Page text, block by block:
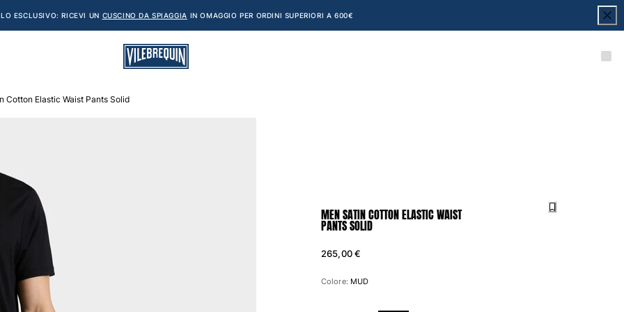
ESCLUSIVO: RICEVI UN CUSCINO DA SPIAGGIA IN OMAGGIO PER ORDINI SUPERIORI A 600€
Cotton Elastic Waist Pants Solid
MEN SATIN COTTON ELASTIC WAIST
PANTS SOLID
265,00 €
Colore: MUD